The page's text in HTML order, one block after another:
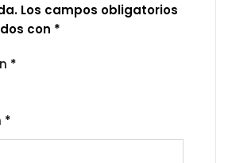
Los campos obligatorios
con *
*
*